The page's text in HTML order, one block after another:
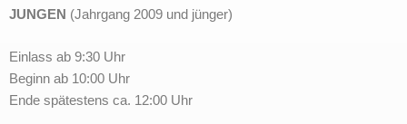
JUNGEN (Jahrgang 2009 und jünger)
Einlass ab 9:30 Uhr
Beginn ab 10:00 Uhr
Ende spätestens ca. 12:00 Uhr